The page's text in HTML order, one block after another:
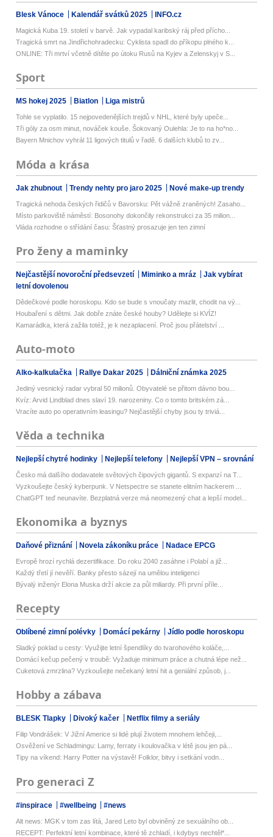
Blesk Vánoce Kalendář svátků 2025 INFO.cz
Magická Kuba 19. století v barvě. Jak vypadal karibský ráj před přícho...
Tragická smrt na Jindřichohradecku: Cyklista spadl do příkopu plného k...
ONLINE: Tři mrtví včetně dítěte po útoku Rusů na Kyjev a Zelenskyj v S...
Sport
MS hokej 2025 Biatlon Liga mistrů
Tohle se vyplatilo. 15 nejpovedenějších trejdů v NHL, které byly upeče...
Tři góly za osm minut, nováček kouše. Šokovaný Oulehla: Je to na ho*no...
Bayern Mnichov vyhrál 11 ligových titulů v řadě. 6 dalších klubů to zv...
Móda a krása
Jak zhubnout Trendy nehty pro jaro 2025 Nové make-up trendy
Tragická nehoda českých řidičů v Bavorsku: Pět vážně zraněných! Zasaho...
Místo parkoviště náměstí: Bosonohy dokončily rekonstrukci za 35 milion...
Vláda rozhodne o střídání času: Šťastný prosazuje jen ten zimní
Pro ženy a maminky
Nejčastější novoroční předsevzetí Miminko a mráz
Jak vybírat
letní dovolenou
Dědečkové podle horoskopu. Kdo se bude s vnoučaty mazlit, chodit na vý...
Houbaření s dětmi. Jak dobře znáte české houby? Udělejte si KVÍZ!
Kamarádka, která zažila totéž, je k nezaplacení. Proč jsou přátelství ...
Auto-moto
Alko-kalkulačka Rallye Dakar 2025 Dálniční známka 2025
Jediný vesnický radar vybral 50 milionů. Obyvatelé se přitom dávno bou...
Kvíz: Arvid Lindblad dnes slaví 19. narozeniny. Co o tomto britském zá...
Vracíte auto po operativním leasingu? Nejčastější chyby jsou ty triviá...
Věda a technika
Nejlepší chytré hodinky Nejlepší telefony Nejlepší VPN – srovnání
Česko má dalšího dodavatele světových čipových gigantů. S expanzí na T...
Vyzkoušejte český kyberpunk. V Netspectre se stanete elitním hackerem ...
ChatGPT teď neunavíte. Bezplatná verze má neomezený chat a lepší model...
Ekonomika a byznys
Daňové přiznání Novela zákoníku práce Nadace EPCG
Evropě hrozí rychlá dezertifikace. Do roku 2040 zasáhne i Polabí a již...
Každý třetí jí nevěří. Banky přesto sázejí na umělou inteligenci
Bývalý inženýr Elona Muska drží akcie za půl miliardy. Při první příle...
Recepty
Oblíbené zimní polévky Domácí pekárny Jídlo podle horoskopu
Sladký poklad u cesty: Využijte letní špendlíky do tvarohového koláče,...
Domácí kečup pečený v troubě: Vyžaduje minimum práce a chutná lépe než...
Cuketová zmrzlina? Vyzkoušejte nečekaný letní hit a geniální způsob, j...
Hobby a zábava
BLESK Tlapky Divoký kačer Netflix filmy a seriály
Filip Vondrášek: V Jižní Americe si lidé plují životem mnohem lehčeji,...
Osvěžení ve Schladmingu: Lamy, ferraty i koulovačka v létě jsou jen pá...
Tipy na víkend: Harry Potter na výstavě! Folklor, bitvy i setkání vodn...
Pro generaci Z
#inspirace #wellbeing #news
Alt news: MGK v tom zas lítá, Jared Leto byl obviněný ze sexuálního ob...
RECEPT: Perfektní letní kombinace, které tě zchladí, i kdybys nechtěl*...